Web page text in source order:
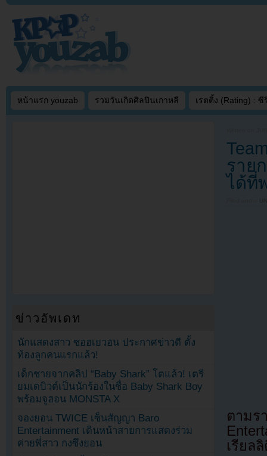
หน้าแรก youzab รวมวันเกิดศิลปินเกาหลี เรตติ้ง (Rating) : ซี
ราย
ได้ที่
ตามร
เรียล
ข่าวอัพเดท
นักแสดงสาว ซอฮเยวอน ประกาศข่าวดี ตั้ง
ท้องลูกคนแรกแล้ว!
เด็กชายจากคลิป “Baby Shark” โตแล้ว! เตรี
ยมเดบิวต์เป็นนักร้องในชื่อ Baby Shark Boy
พร้อมจูฮอน MONSTA X
จองยอน TWICE เซ็นสัญญา Baro
Entertainment เดินหน้าสายการแสดงร่วม
ค่ายพี่สาว กงซึงยอน